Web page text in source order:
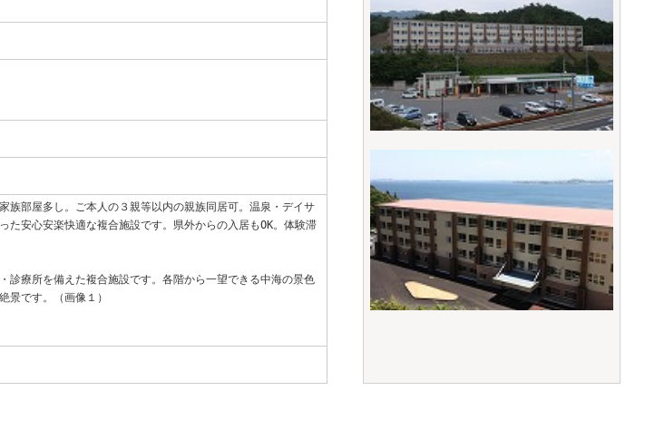
族部屋多し。ご本人の３親等以内の親族同居可。温泉・デイサ
安心安楽快適な複合施設です。県外からの入居もOK。体験滞
診療所を備えた複合施設です。各階から一望できる中海の景色
景です。（画像１）